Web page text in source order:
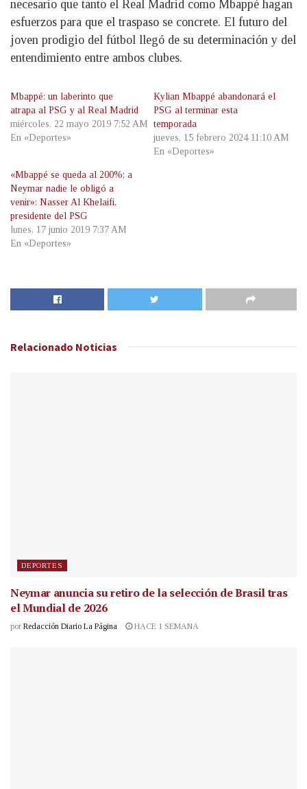
necesario que tanto el Real Madrid como Mbappé hagan
esfuerzos para que el traspaso se concrete. El futuro del
joven prodigio del fútbol llegó de su determinación y del
entendimiento entre ambos clubes.
Mbappé: un laberinto que
atrapa al PSG y al Real Madrid
miércoles, 22 mayo 2019 7:52 AM
En «Deportes»
Kylian Mbappé abandonará el
PSG al terminar esta
temporada
jueves, 15 febrero 2024 11:10 AM
En «Deportes»
«Mbappé se queda al 200%; a
Neymar nadie le obligó a
venir»: Nasser Al Khelaifi,
presidente del PSG
lunes, 17 junio 2019 7:37 AM
En «Deportes»
Relacionado Noticias
DEPORTES
Neymar anuncia su retiro de la selección de Brasil tras
el Mundial de 2026
por Redacción Diario La Página HACE 1 SEMANA